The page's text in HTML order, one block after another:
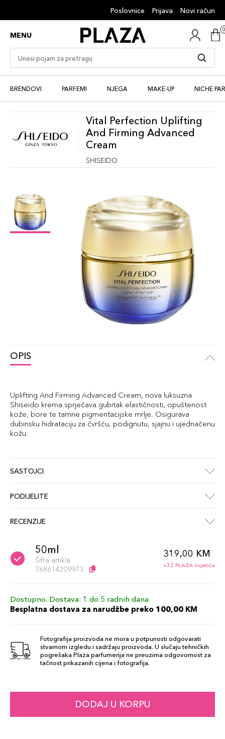
Poslovnice Prijava Novi račun
MENU
BRENDOVI PARFEMI NJEGA MAKE-UP NICHE
Vital Perfection Uplifting
And Firming Advanced
Cream
SHISEIDO
OPIS
Uplifting And Firming Advanced Cream, nova luksuzna
Shiseido krema sprječava gubitak elastičnosti, opuštenost
kože, bore te tamne pigmentacijske mrlje. Osigurava
dubinsku hidrataciju za čvršću, podignutu, sjajnu i ujednačenu
kožu.
SASTOJCI
PODIJELITE
RECENZIJE
50ml
Šifra artikla
768614209973
319,00 KM
+32 PLAZA cvjetića
Dostupno. Dostava: 1 do 5 radnih dana
Besplatna dostava za narudžbe preko 100,00 KM
Fotografija proizvoda ne mora u potpunosti odgovarati
stvarnom izgledu i sadržaju proizvoda. U slučaju tehničkih
pogrešaka Plaza parfumerija ne preuzima odgovornost za
tačnost prikazanih cijena i fotografija.
DODAJ U KORPU